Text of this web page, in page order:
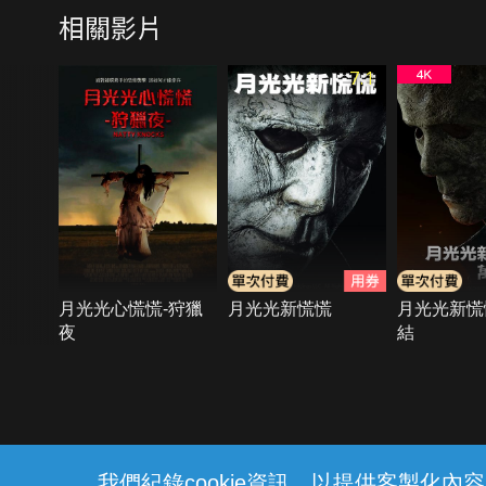
相關影片
月光光心慌慌-狩獵
夜
7.1
月光光新慌慌
月光光新
結